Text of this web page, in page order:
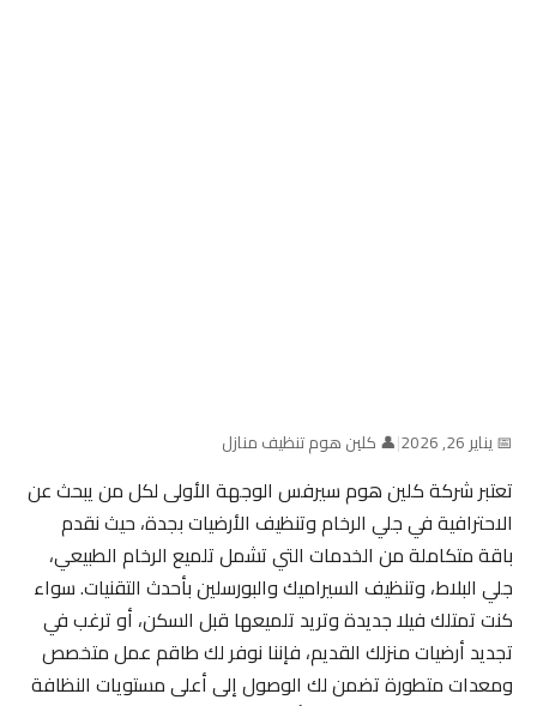
📅 يناير 26, 2026 |👤 كلين هوم تنظيف منازل
تعتبر شركة كلين هوم سيرفس الوجهة الأولى لكل من يبحث عن
الاحترافية في جلي الرخام وتنظيف الأرضيات بجدة، حيث نقدم
باقة متكاملة من الخدمات التي تشمل تلميع الرخام الطبيعي،
جلي البلاط، وتنظيف السيراميك والبورسلين بأحدث التقنيات. سواء
كنت تمتلك فيلا جديدة وتريد تلميعها قبل السكن، أو ترغب في
تجديد أرضيات منزلك القديم، فإننا نوفر لك طاقم عمل متخصص
ومعدات متطورة تضمن لك الوصول إلى أعلى مستويات النظافة